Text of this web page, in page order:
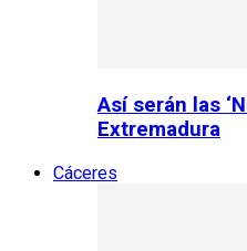
Así serán las
Extremadura
Cáceres